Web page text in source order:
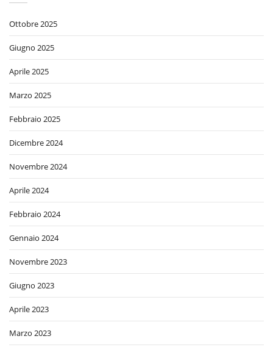
Ottobre 2025
Giugno 2025
Aprile 2025
Marzo 2025
Febbraio 2025
Dicembre 2024
Novembre 2024
Aprile 2024
Febbraio 2024
Gennaio 2024
Novembre 2023
Giugno 2023
Aprile 2023
Marzo 2023